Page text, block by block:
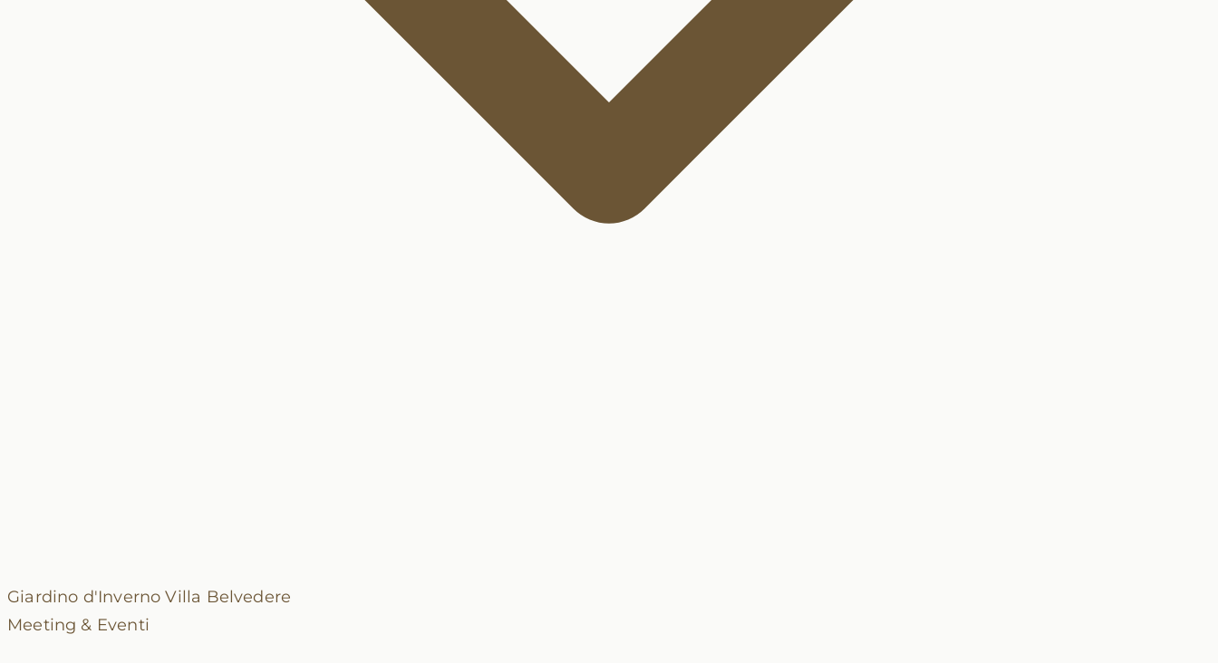
Giardino d'InvernoVilla Belvedere
Meeting & Eventi